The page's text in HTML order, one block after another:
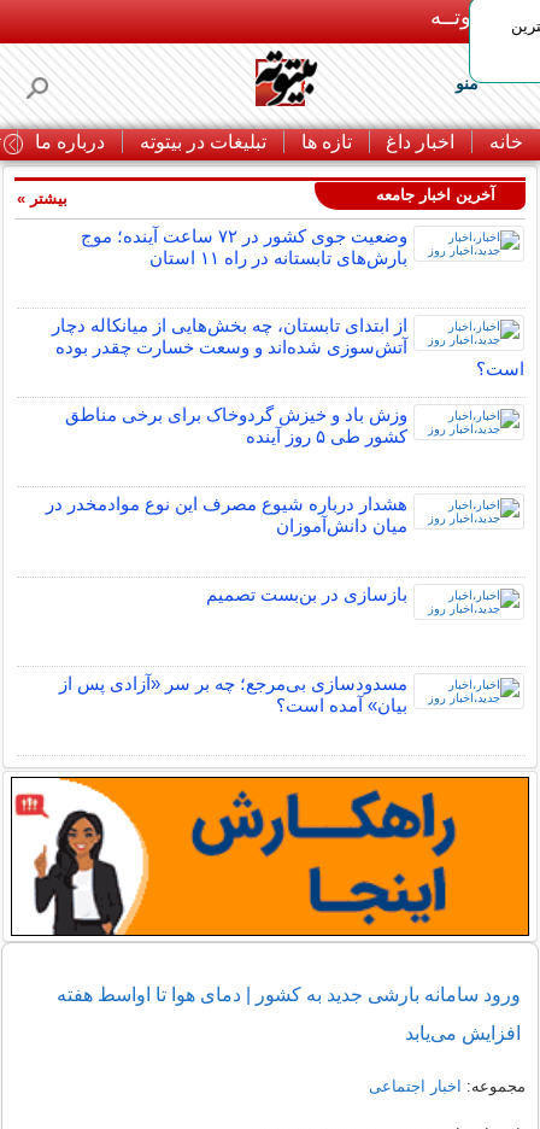
بـیتوتــه
منو
خانه اخبار داغ تازه ها تبلیغات در بیتوته درباره ما
آخرین اخبار جامعه
وضعیت جوی کشور در ۷۲ ساعت آینده؛ موج
بارش‌های تابستانه در راه ۱۱ استان
از ابتدای تابستان، چه بخش‌هایی از میانکاله دچار
آتش‌سوزی شده‌اند و وسعت خسارت چقدر بوده
است؟
وزش باد و خیزش گردوخاک برای برخی مناطق
کشور طی ۵ روز آینده
هشدار درباره شیوع مصرف این نوع موادمخدر در
میان دانش‌آموزان
بازسازی در بن‌بست تصمیم
مسدودسازی بی‌مرجع؛ چه بر سر «آزادی پس از
بیان» آمده است؟
بیشتر »
ورود سامانه بارشی جدید به کشور | دمای هوا تا اواسط هفته
افزایش می‌یابد
مجموعه: اخبار اجتماعی